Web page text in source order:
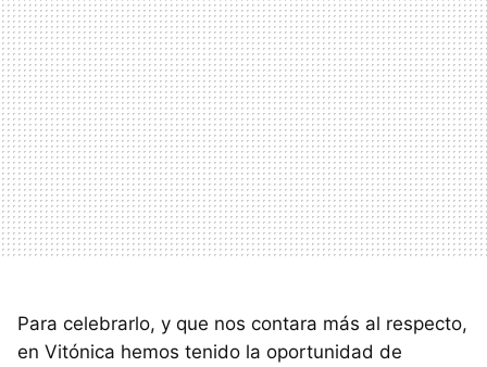
Para celebrarlo, y que nos contara más al respecto,
en Vitónica hemos tenido la oportunidad de